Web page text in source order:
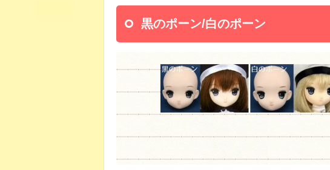
黒のポーン/白のポーン